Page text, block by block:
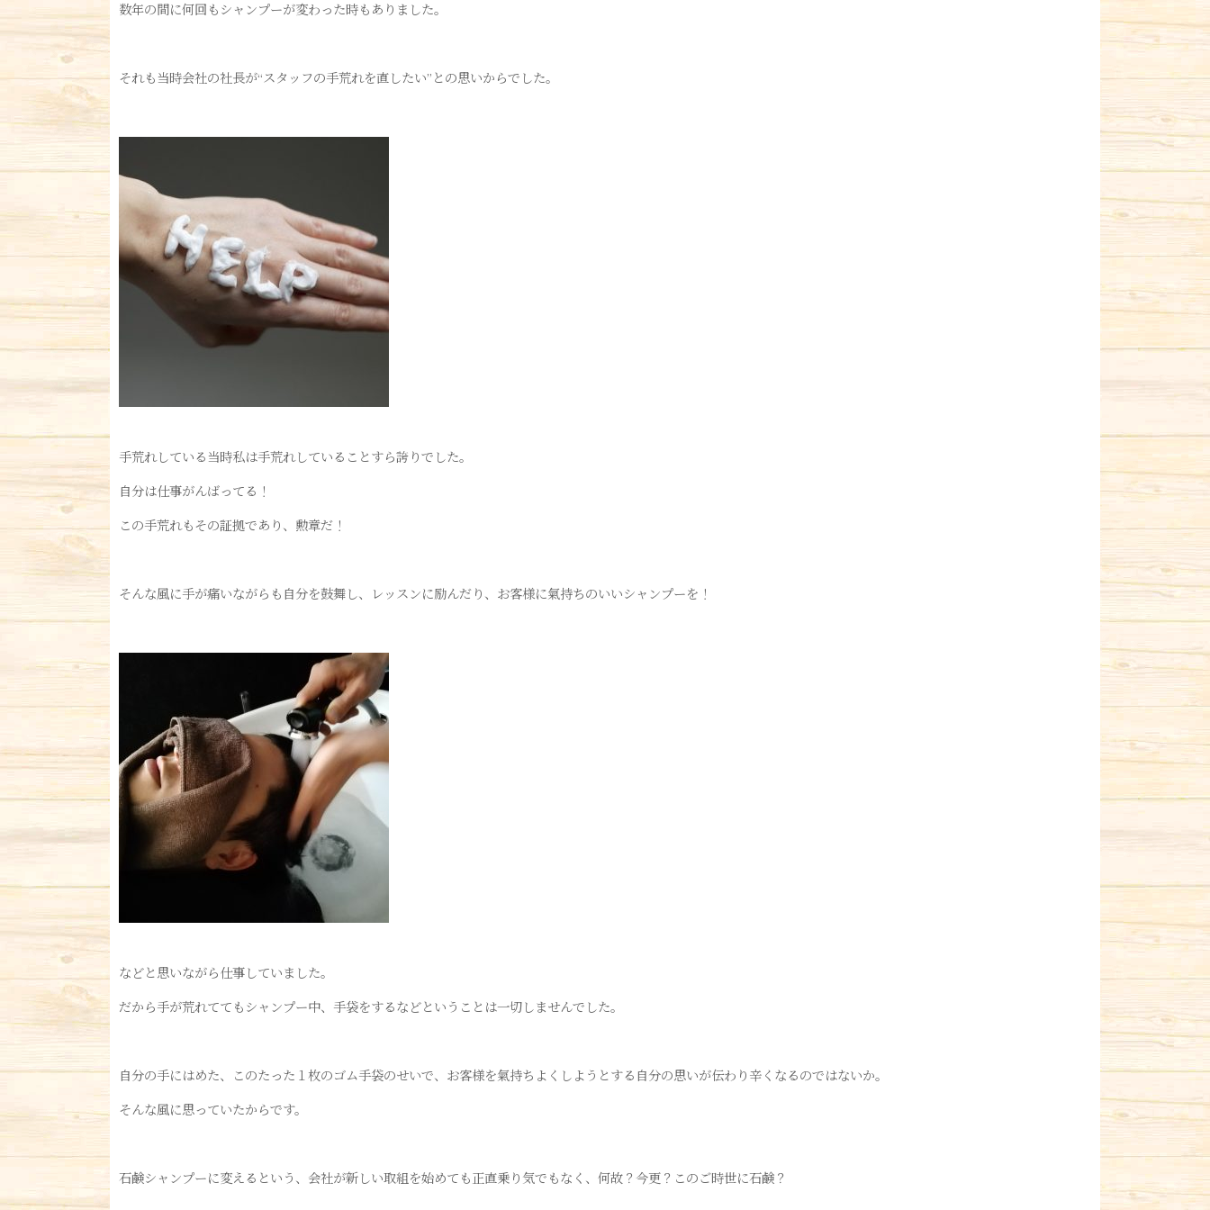
数年の間に何回もシャンプーが変わった時もありました。
それも当時会社の社長が“スタッフの手荒れを直したい”との思いからでした。
手荒れしている当時私は手荒れしていることすら誇りでした。
自分は仕事がんばってる！
この手荒れもその証拠であり、勲章だ！
そんな風に手が痛いながらも自分を鼓舞し、レッスンに励んだり、お客様に氣持ちのいいシャンプーを！
などと思いながら仕事していました。
だから手が荒れててもシャンプー中、手袋をするなどということは一切しませんでした。
自分の手にはめた、このたった１枚のゴム手袋のせいで、お客様を氣持ちよくしようとする自分の思いが伝わり辛くなるのではないか。
そんな風に思っていたからです。
石鹸シャンプーに変えるという、会社が新しい取組を始めても正直乗り気でもなく、何故？今更？このご時世に石鹸？